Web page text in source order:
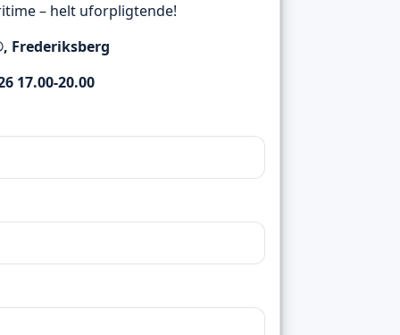
– helt uforpligtende!
Frederiksberg
17.00-20.00